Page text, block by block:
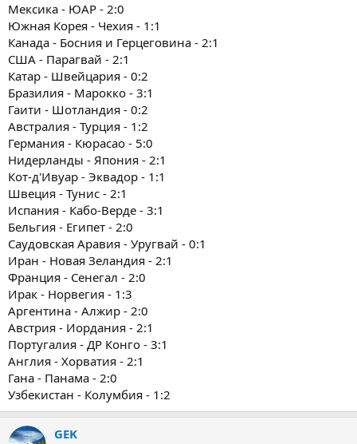
Мексика - ЮАР - 2:0
Южная Корея - Чехия - 1:1
Канада - Босния и Герцеговина - 2:1
США - Парагвай - 2:1
Катар - Швейцария - 0:2
Бразилия - Марокко - 3:1
Гаити - Шотландия - 0:2
Австралия - Турция - 1:2
Германия - Кюрасао - 5:0
Нидерланды - Япония - 2:1
Кот-д'Ивуар - Эквадор - 1:1
Швеция - Тунис - 2:1
Испания - Кабо-Верде - 3:1
Бельгия - Египет - 2:0
Саудовская Аравия - Уругвай - 0:1
Иран - Новая Зеландия - 2:1
Франция - Сенегал - 2:0
Ирак - Норвегия - 1:3
Аргентина - Алжир - 2:0
Австрия - Иордания - 2:1
Португалия - ДР Конго - 3:1
Англия - Хорватия - 2:1
Гана - Панама - 2:0
Узбекистан - Колумбия - 1:2
GEK